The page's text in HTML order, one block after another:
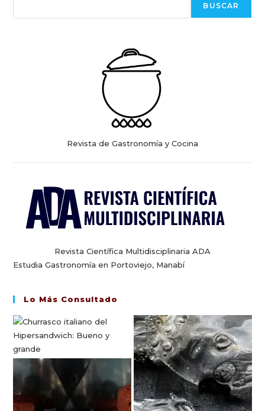
BUSCAR
Revista de Gastronomía y Cocina
Revista Científica Multidisciplinaria ADA
Estudia Gastronomía en Portoviejo, Manabí
Lo Más Consultado